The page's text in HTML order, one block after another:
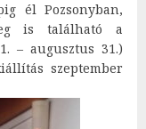
él Pozsonyban,
is található a
– augusztus 31.)
szeptember